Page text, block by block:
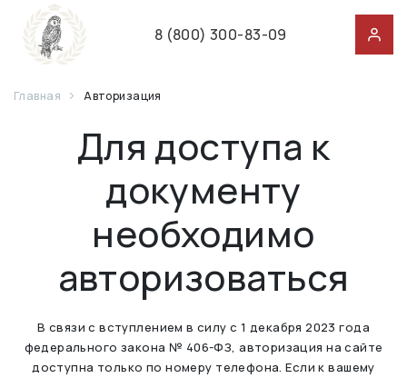
8 (800) 300-83-09
Главная Авторизация
Для доступа к
документу
необходимо
авторизоваться
В связи с вступлением в силу с 1 декабря 2023 года
федерального закона № 406-ФЗ, авторизация на сайте
доступна только по номеру телефона. Если к вашему